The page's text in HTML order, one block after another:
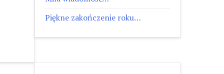
Piękne zakończenie roku…